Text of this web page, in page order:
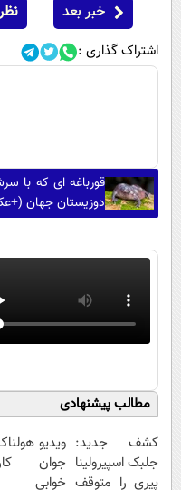
خبر بعد
اشتراک گذاری :
قورباغه ای که با
دوزیستان جهان
مطالب پیشنهادی
کشف جدید:
جلبک اسپیرولینا
پیری را متوقف
ویدیو
جوان
خوابی